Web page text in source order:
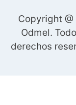
Copyright
Odmel.
derechos